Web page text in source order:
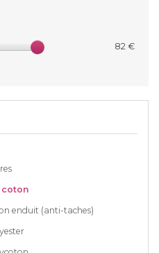
82 €
coton
enduit (anti-taches)